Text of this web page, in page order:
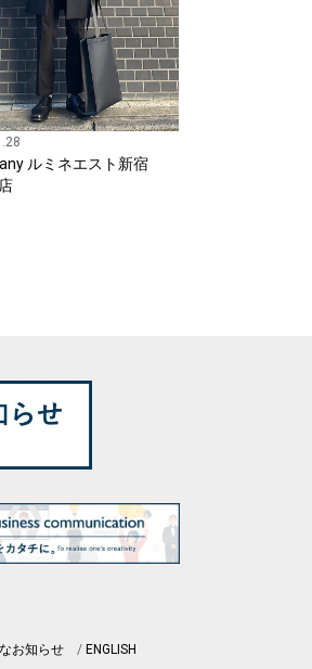
ルミネエスト新宿
お知らせ ENGLISH